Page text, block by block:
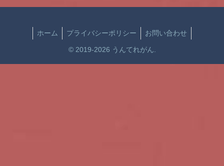
ホーム プライバシーポリシー お問い合わせ
© 2019-2026 うんてれがん.